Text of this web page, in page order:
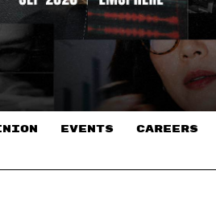
EVENTS CAREERS